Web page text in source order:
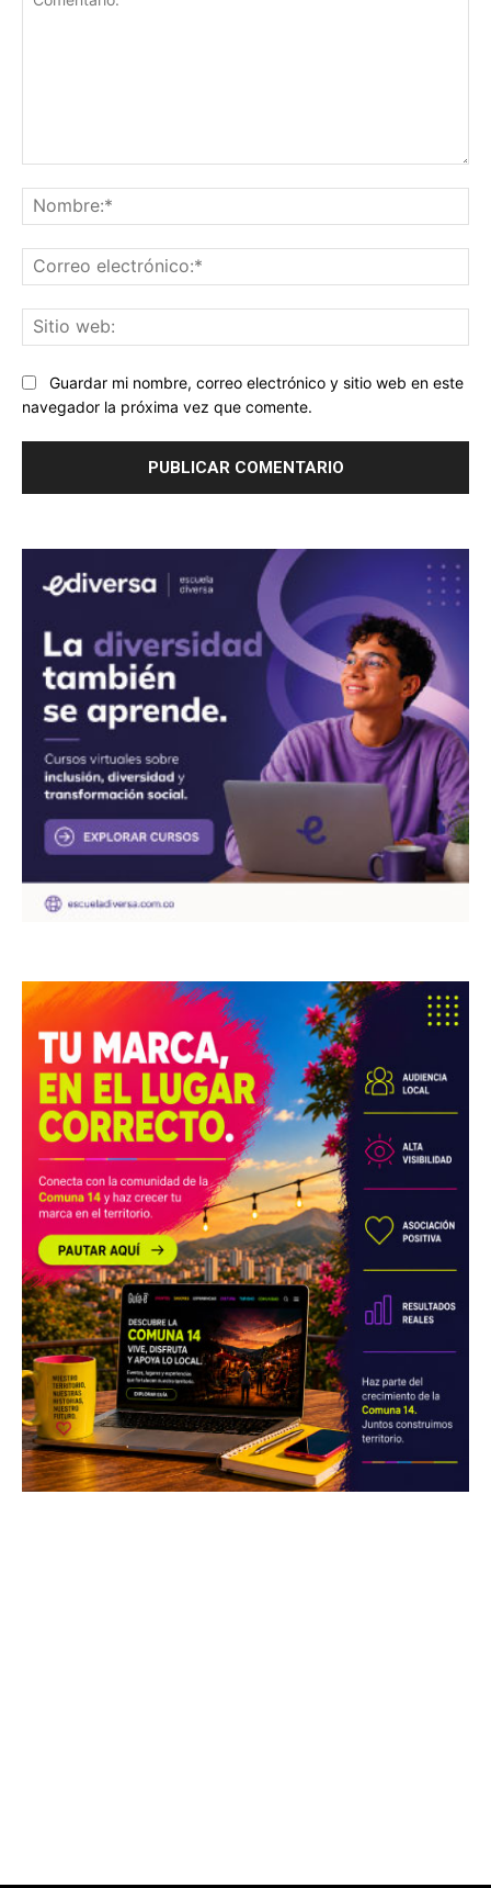
Guardar mi nombre, correo electrónico y sitio web en este
navegador la próxima vez que comente.